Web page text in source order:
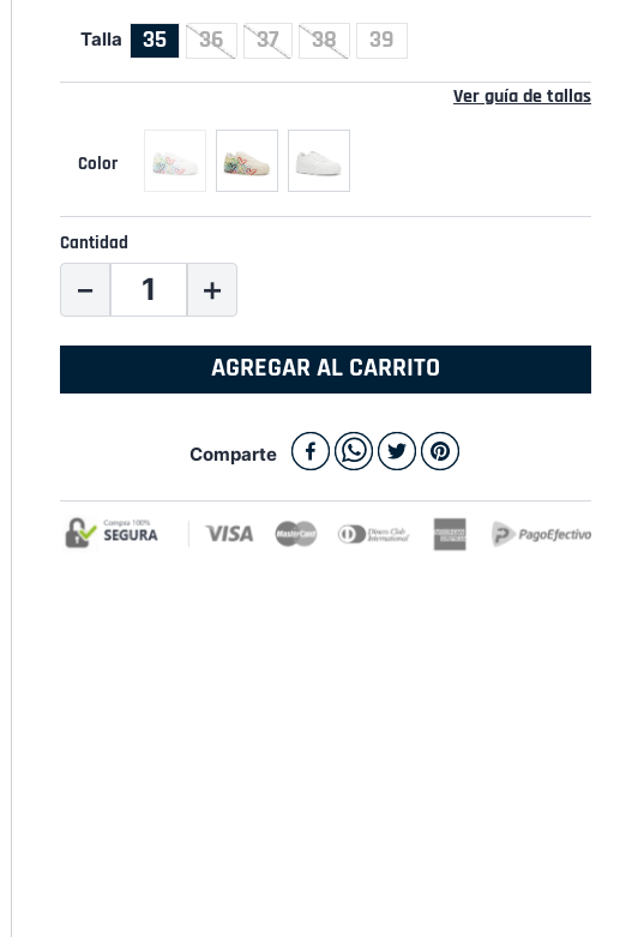
Talla 35 36 37 38 39
Ver guía de tallas
Cantidad
＋
－
AGREGAR AL CARRITO
Comparte